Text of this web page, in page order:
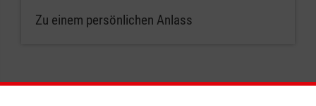
Zu einem persönlichen Anlass